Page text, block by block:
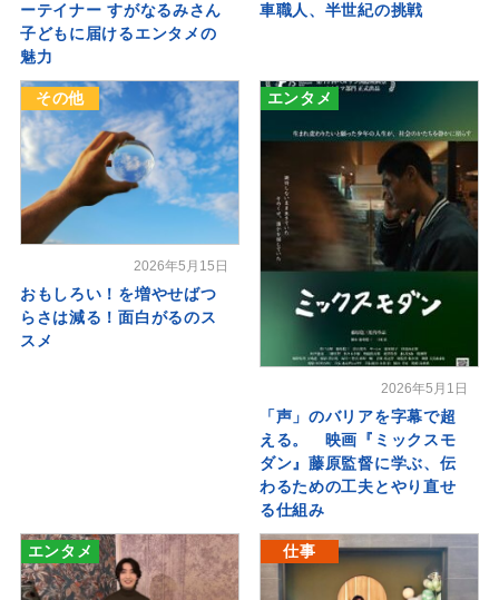
ーテイナー すがなるみさん
子どもに届けるエンタメの
魅力
車職人、半世紀の挑戦
その他
2026年5月15日
おもしろい！を増やせばつ
らさは減る！面白がるのス
スメ
エンタメ
2026年5月1日
「声」のバリアを字幕で超
える。 映画『ミックスモ
ダン』藤原監督に学ぶ、伝
わるための工夫とやり直せ
る仕組み
エンタメ 仕事